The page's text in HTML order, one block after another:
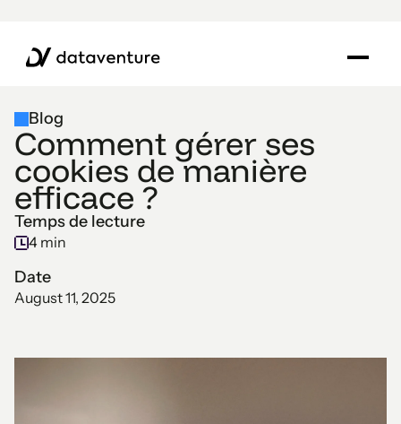
Blog
Comment gérer ses
cookies de manière
efficace ?
Temps de lecture
4 min
Date
August 11, 2025